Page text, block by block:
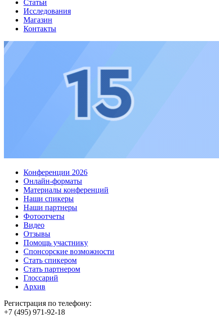
Статьи
Исследования
Магазин
Контакты
Конференции 2026
Онлайн-форматы
Материалы конференций
Наши спикеры
Наши партнеры
Фотоотчеты
Видео
Отзывы
Помощь участнику
Спонсорские возможности
Стать спикером
Стать партнером
Глоссарий
Архив
Регистрация по телефону:
+7 (495) 971-92-18